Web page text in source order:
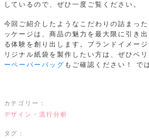
しているので、ぜひ一度ご覧ください。
今回ご紹介したようなこだわりの詰まっ
ッケージは、商品の魅力を最大限に引き
る体験を創り出します。ブランドイメー
リジナル紙袋を製作したい方は、ぜひベ
ーペーパーバッグ もご確認ください！ で
カテゴリー：
デザイン・流行分析
タグ：